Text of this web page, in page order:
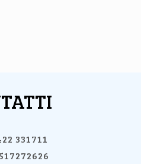
331711